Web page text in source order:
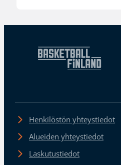
Henkilöstön yhteystiedot
Alueiden yhteystiedot
Laskutustiedot